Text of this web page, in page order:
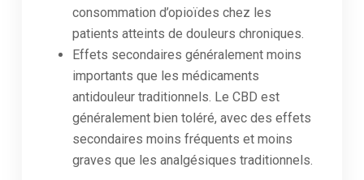
consommation d’opioïdes chez les
patients atteints de douleurs chroniques.
Effets secondaires généralement moins
importants que les médicaments
antidouleur traditionnels. Le CBD est
généralement bien toléré, avec des effets
secondaires moins fréquents et moins
graves que les analgésiques traditionnels.